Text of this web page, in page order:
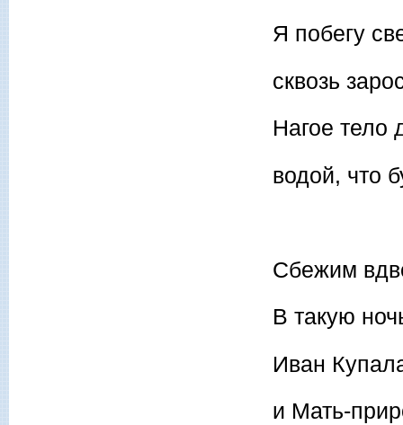
Я побегу
сквозь
Нагое тело
водой, что
Сбежим
В такую
Иван
и Мать-